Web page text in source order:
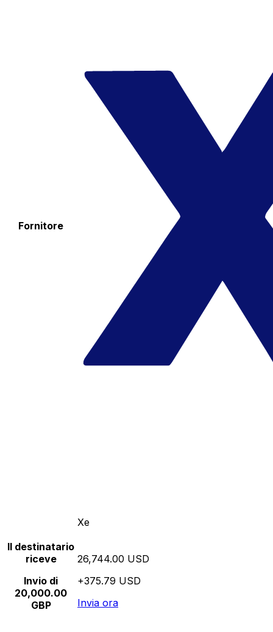
Fornitore
Xe
Il destinatario
riceve
Invio di
20,000.00
GBP
26,744.00 USD
+375.79 USD
Invia ora